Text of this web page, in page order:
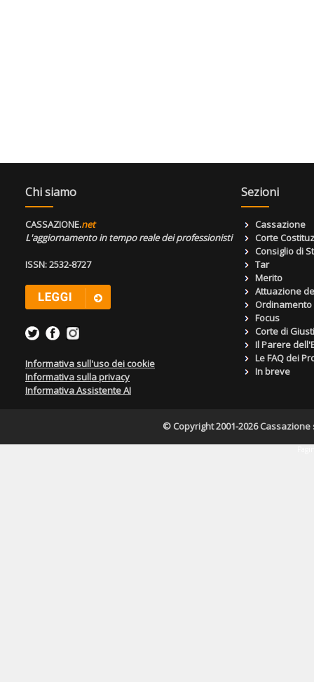
Chi siamo
CASSAZIONE.net
L'aggiornamento in tempo reale dei professionisti
ISSN: 2532-8727
Informativa sull'uso dei cookie
Informativa sulla privacy
Informativa Assistente AI
Sezioni
Cassazione
Corte
Consiglio di
Tar
Merito
Attuazione
Focus
Corte di
Il Parere
Le FAQ dei
In breve
© Copyright 2001-2026 Cassazione